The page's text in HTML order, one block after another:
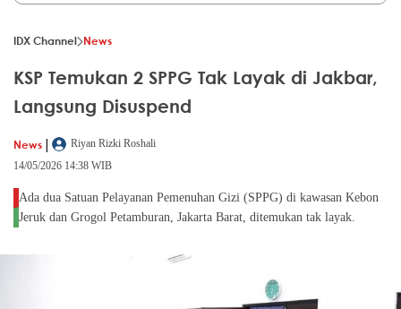
IDX Channel News
KSP Temukan 2 SPPG Tak Layak di Jakbar,
Langsung Disuspend
News |
Riyan Rizki Roshali
14/05/2026 14:38 WIB
Ada dua Satuan Pelayanan Pemenuhan Gizi (SPPG) di kawasan Kebon
Jeruk dan Grogol Petamburan, Jakarta Barat, ditemukan tak layak.